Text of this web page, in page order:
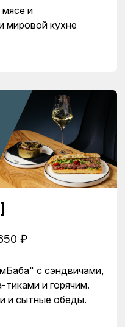
мясе и
мировой кухне
₽
с сэндвичами,
и горячим.
и сытные обеды.